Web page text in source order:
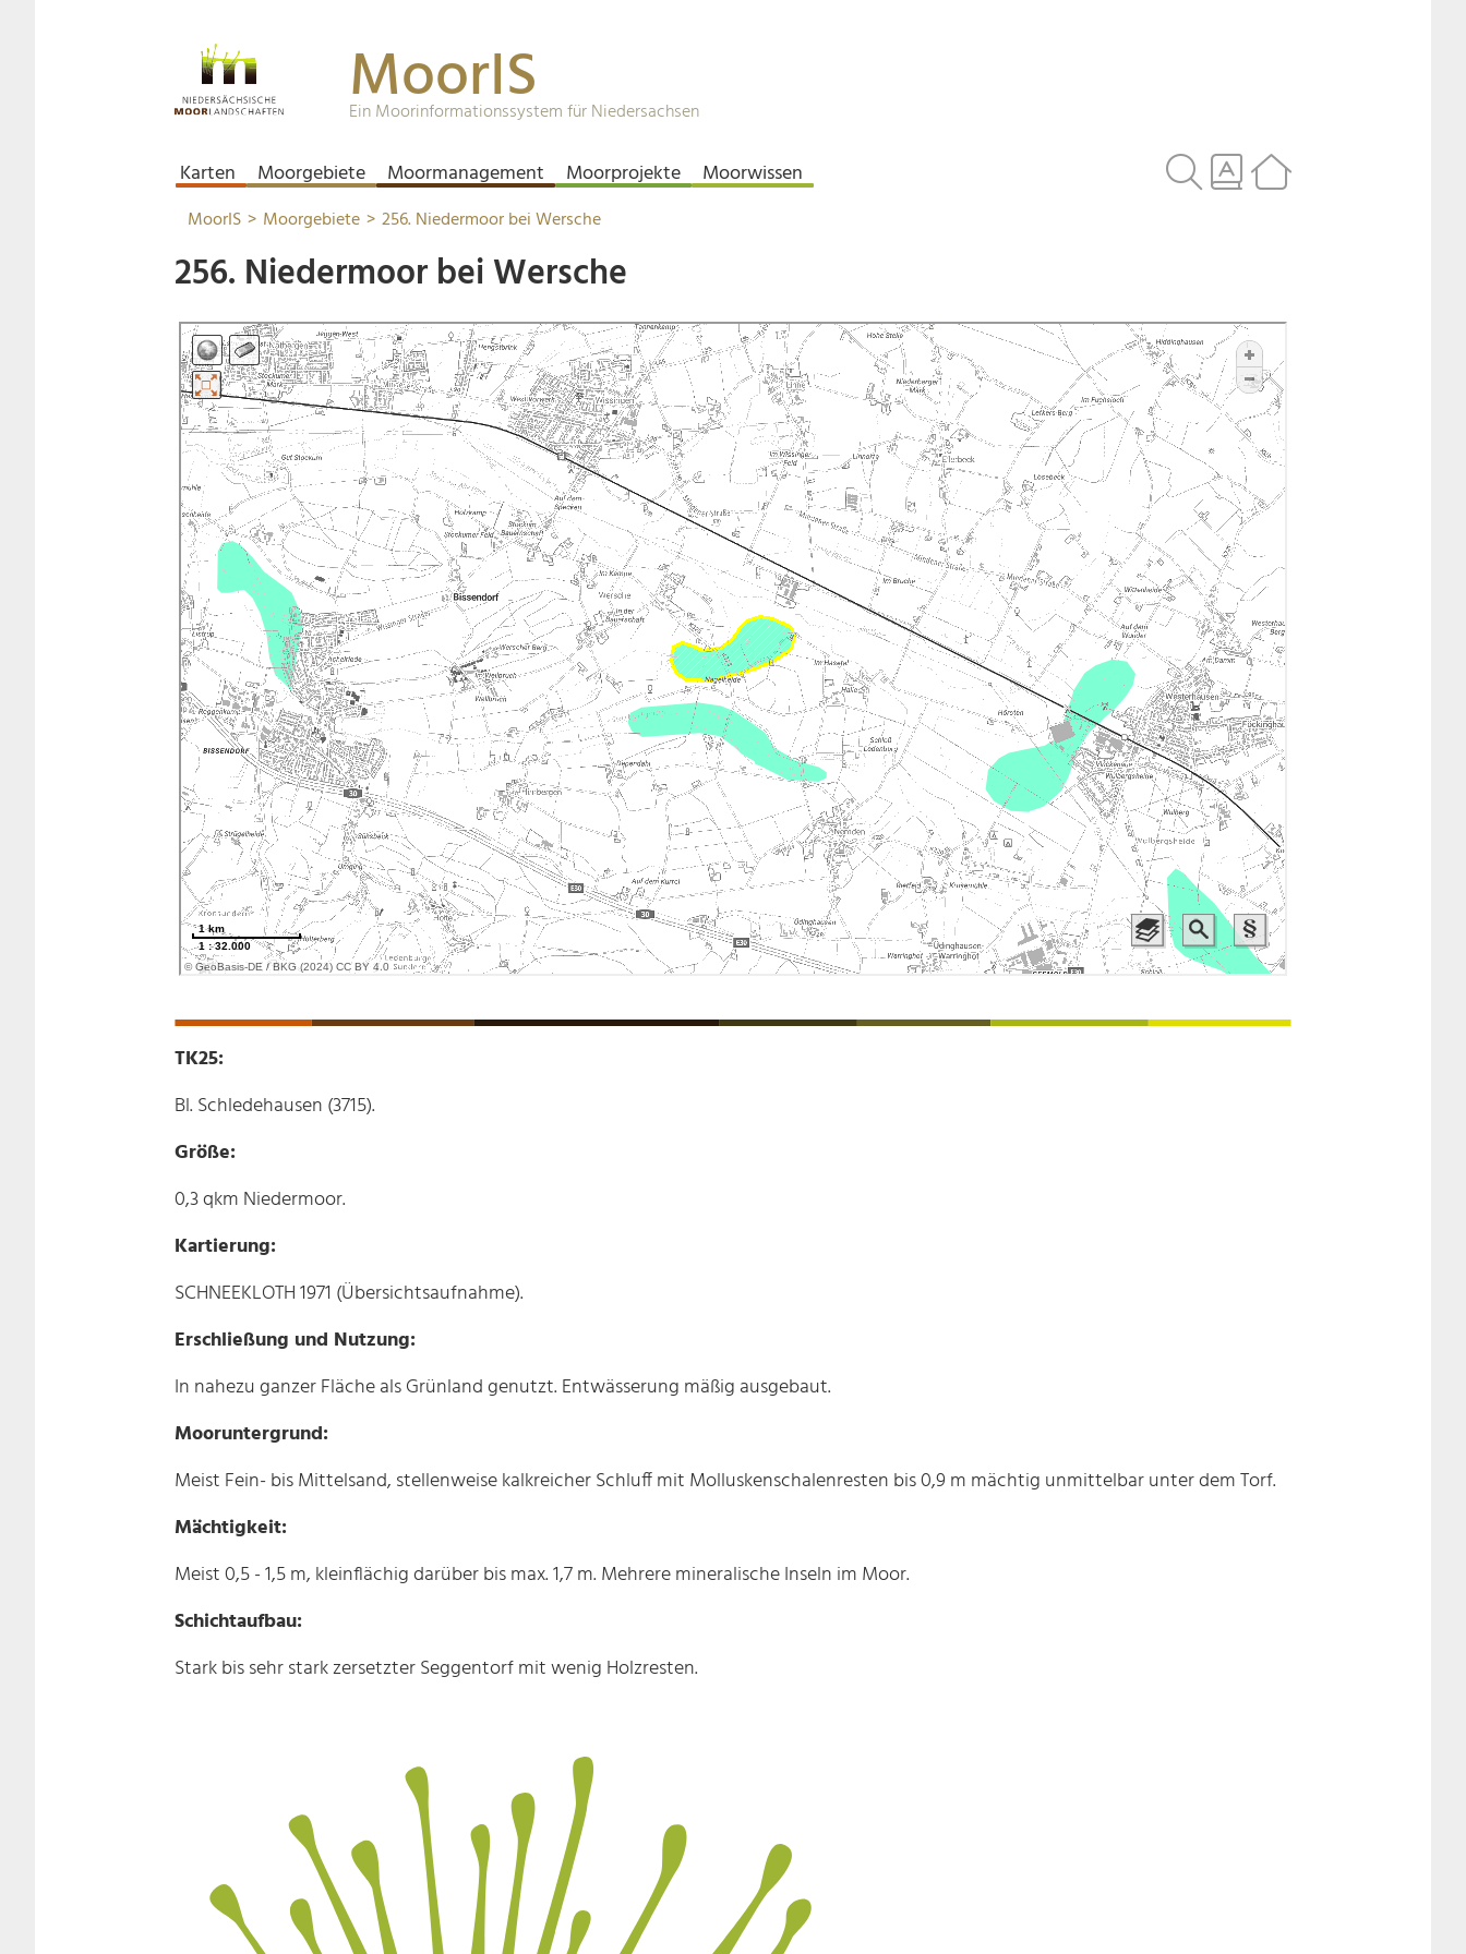
MoorIS
Ein Moorinformationssystem für Niedersachsen
Karten Moorgebiete Moormanagement Moorprojekte Moorwissen
MoorIS Moorgebiete 256. Niedermoor bei Wersche
256. Niedermoor bei Wersche
TK25:
Bl. Schledehausen (3715).
Größe:
0,3 qkm Niedermoor.
Kartierung:
SCHNEEKLOTH 1971 (Übersichtsaufnahme).
Erschließung und Nutzung:
In nahezu ganzer Fläche als Grünland genutzt. Entwässerung mäßig ausgebaut.
Mooruntergrund:
Meist Fein- bis Mittelsand, stellenweise kalkreicher Schluff mit Molluskenschalenresten bis 0,9 m mächtig unmittelbar unter dem Torf.
Mächtigkeit:
Meist 0,5 - 1,5 m, kleinflächig darüber bis max. 1,7 m. Mehrere mineralische Inseln im Moor.
Schichtaufbau:
Stark bis sehr stark zersetzter Seggentorf mit wenig Holzresten.